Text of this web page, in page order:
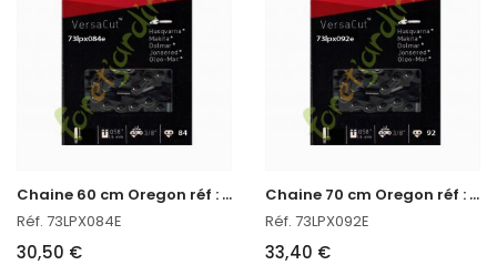
C
haine 60 cm Oregon réf : 73LPX084E
Réf. 73LPX084E
30,50 €
C
haine 70 cm Oregon réf : 73LPX092E
Réf. 73LPX092E
33,40 €